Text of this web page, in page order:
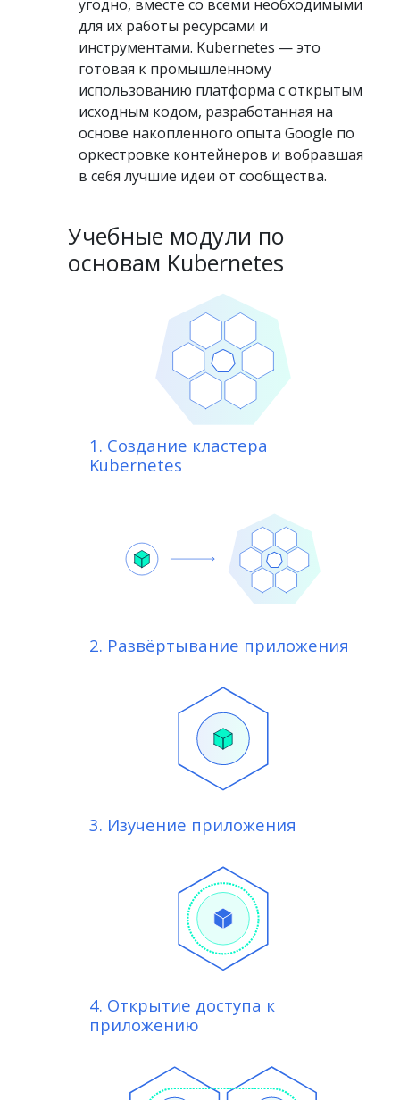
угодно, вместе со всеми необходимыми
для их работы ресурсами и
инструментами. Kubernetes — это
готовая к промышленному
использованию платформа с открытым
исходным кодом, разработанная на
основе накопленного опыта Google по
оркестровке контейнеров и вобравшая
в себя лучшие идеи от сообщества.
Учебные модули по
основам Kubernetes
1. Создание кластера
Kubernetes
2. Развёртывание приложения
3. Изучение приложения
4. Открытие доступа к
приложению